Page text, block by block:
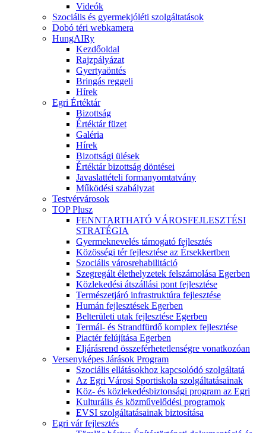
Videók
Szociális és gyermekjóléti szolgáltatások
Dobó téri webkamera
HungAIRy
Kezdőoldal
Rajzpályázat
Gyertyaöntés
Bringás reggeli
Hírek
Egri Értéktár
Bizottság
Értéktár füzet
Galéria
Hírek
Bizottsági ülések
Értéktár bizottság döntései
Javaslattételi formanyomtatvány
Működési szabályzat
Testvérvárosok
TOP Plusz
FENNTARTHATÓ VÁROSFEJLESZTÉSI
STRATÉGIA
Gyermeknevelés támogató fejlesztés
Közösségi tér fejlesztése az Érsekkertben
Szociális városrehabilitáció
Szegregált élethelyzetek felszámolása Egerben
Közlekedési átszállási pont fejlesztése
Természetjáró infrastruktúra fejlesztése
Humán fejlesztések Egerben
Belterületi utak fejlesztése Egerben
Termál- és Strandfürdő komplex fejlesztése
Piactér felújítása Egerben
Eljárásrend összeférhetetlenségre vonatkozóan
Versenyképes Járások Program
Szociális ellátásokhoz kapcsolódó szolgáltatá
Az Egri Városi Sportiskola szolgáltatásainak
Köz- és közlekedésbiztonsági program az Egri
Kulturális és közművelődési programok
EVSI szolgáltatásainak biztosítása
Egri vár fejlesztés